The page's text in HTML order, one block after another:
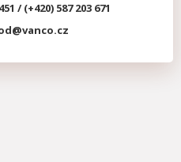
/ (+420) 587 203 671